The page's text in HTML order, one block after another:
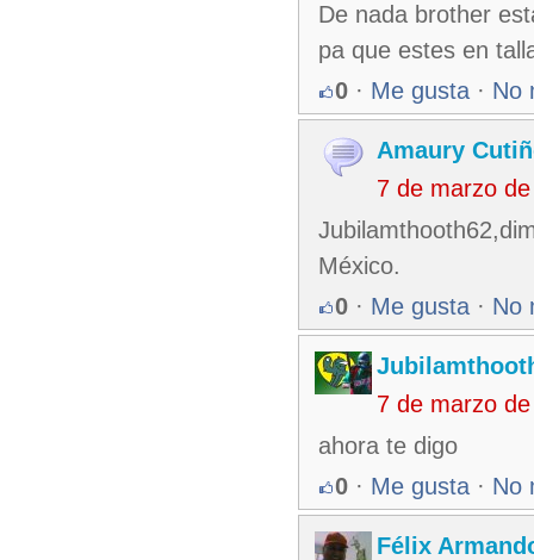
De nada brother
pa que estes en
0 · Me gusta · No
Amaury
7 de marzo
México.
0 · Me gusta · No
7 de marzo
ahora te digo
0 · Me gusta · No
Félix